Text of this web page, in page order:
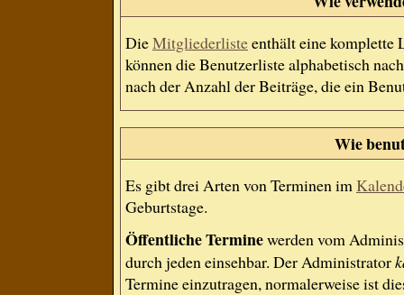
DieMitgliederlisteenthält eine komplette
können die Benutzerliste alphabetisch
nach der Anzahl der Beiträge, die ein
Wie
Es gibt drei Arten von Terminen im
Geburtstage.
Öffentliche Terminewerden vom
durch jeden einsehbar. Der Administrator
Termine einzutragen, normalerweise ist